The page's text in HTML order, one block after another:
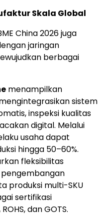
Skala Global
China 2026 juga
jaringan
berbagai
menampilkan
sistem
inspeksi kualitas
digital. Melalui
usaha dapat
hingga 50–60%.
fleksibilitas
pengembangan
produksi multi-SKU
sertifikasi
dan GOTS.